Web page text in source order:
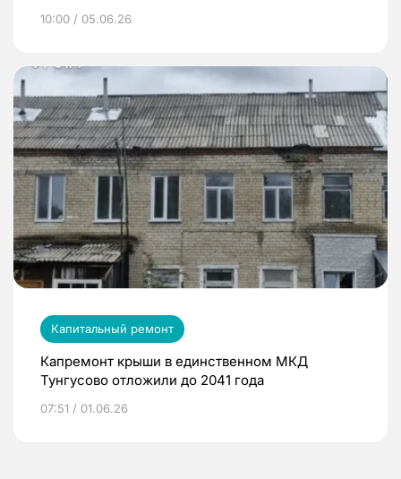
10:00 / 05.06.26
Капитальный ремонт
Капремонт крыши в единственном МКД
Тунгусово отложили до 2041 года
07:51 / 01.06.26